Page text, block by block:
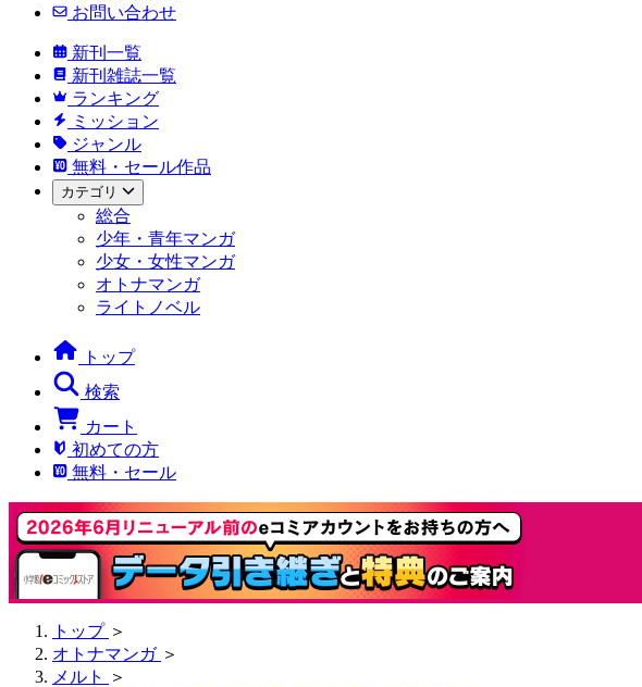
お問い合わせ
新刊一覧
新刊雑誌一覧
ランキング
ミッション
ジャンル
無料・セール作品
カテゴリ
総合
少年・青年マンガ
少女・女性マンガ
オトナマンガ
ライトノベル
トップ
検索
カート
初めての方
無料・セール
トップ ＞
オトナマンガ ＞
メルト
＞